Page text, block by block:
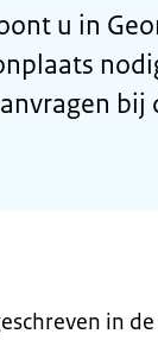
u in
bij
in